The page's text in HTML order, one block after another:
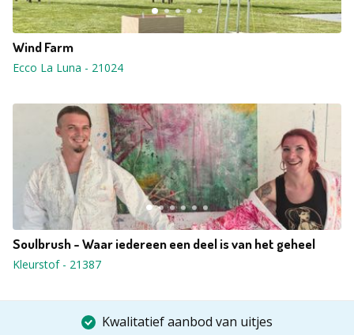
Wind Farm
Ecco La Luna - 21024
Soulbrush - Waar iedereen een deel is van het geheel
Kleurstof- 21387
Kwalitatief aanbod van uitjes